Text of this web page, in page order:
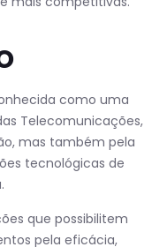
como uma
Telecomunicações,
mas também pela
tecnológicas de
que possibilitem
pela eficácia,